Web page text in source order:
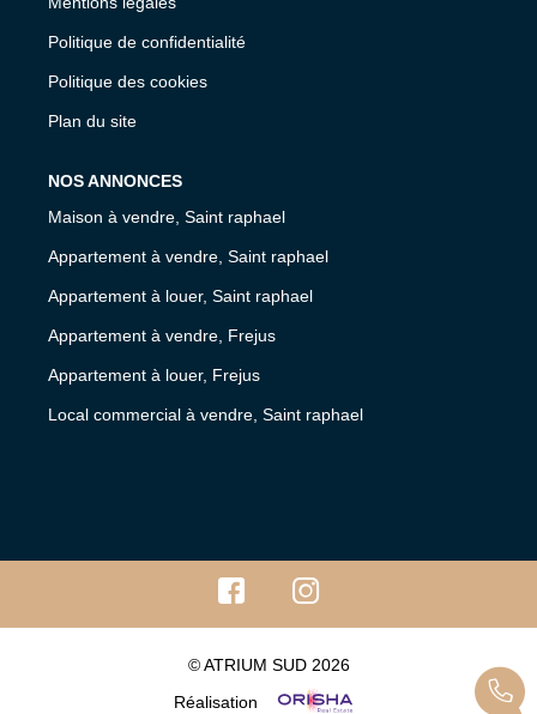
Politique de confidentialité
Politique des cookies
Plan du site
NOS ANNONCES
Maison à vendre, Saint raphael
Appartement à vendre, Saint raphael
Appartement à louer, Saint raphael
Appartement à vendre, Frejus
Appartement à louer, Frejus
Local commercial à vendre, Saint raphael
© ATRIUM SUD 2026
Réalisation